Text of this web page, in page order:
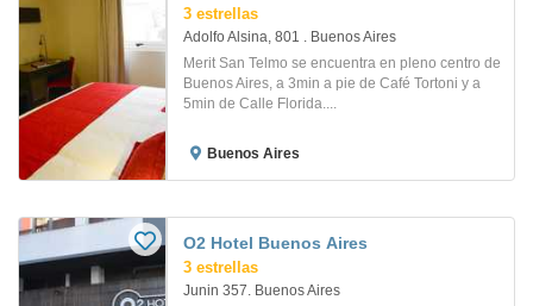
3 estrellas
Adolfo Alsina, 801 . Buenos Aires
Merit San Telmo se encuentra en pleno centro de
Buenos Aires, a 3min a pie de Café Tortoni y a
5min de Calle Florida....
Buenos Aires
O2 Hotel Buenos Aires
3 estrellas
Junin 357. Buenos Aires